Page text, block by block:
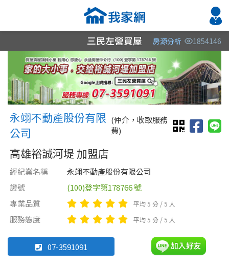
縣市
不限
高雄市
區域
不限
類型(可複選)
透天厝 樓中樓 店面
縣市
不限
嘉義縣
台南市
區域
不限
售價
縣市
不限
高雄市
區域
不限
類型(可複選)
廠房
三民左營買屋 房源分析 1854146
永翊不動產股份有限公司 永翊
永翊不動產股份有限
公司
(仲介，收取服務
費)
高雄裕誠河堤 加盟店
經紀業名稱
永翊不動產股份有限公司
證號
(100)登字第178766 號
專業品質
平均 5 分 / 5 人
服務態度 平均 5 分 / 5 人
07-3591091